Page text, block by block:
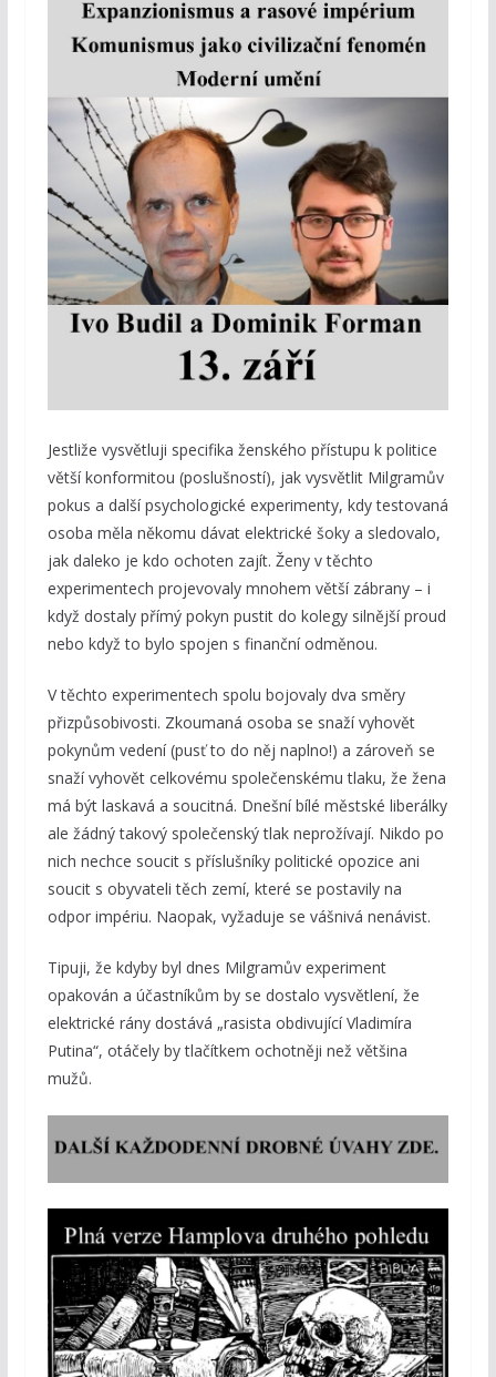
Jestliže vysvětluji specifika ženského přístupu k politice
větší konformitou (poslušností), jak vysvětlit Milgramův
pokus a další psychologické experimenty, kdy testovaná
osoba měla někomu dávat elektrické šoky a sledovalo,
jak daleko je kdo ochoten zajít. Ženy v těchto
experimentech projevovaly mnohem větší zábrany – i
když dostaly přímý pokyn pustit do kolegy silnější proud
nebo když to bylo spojen s finanční odměnou.
V těchto experimentech spolu bojovaly dva směry
přizpůsobivosti. Zkoumaná osoba se snaží vyhovět
pokynům vedení (pusť to do něj naplno!) a zároveň se
snaží vyhovět celkovému společenskému tlaku, že žena
má být laskavá a soucitná. Dnešní bílé městské liberálky
ale žádný takový společenský tlak neprožívají. Nikdo po
nich nechce soucit s příslušníky politické opozice ani
soucit s obyvateli těch zemí, které se postavily na
odpor impériu. Naopak, vyžaduje se vášnivá nenávist.
Tipuji, že kdyby byl dnes Milgramův experiment
opakován a účastníkům by se dostalo vysvětlení, že
elektrické rány dostává „rasista obdivující Vladimíra
Putina“, otáčely by tlačítkem ochotněji než většina
mužů.